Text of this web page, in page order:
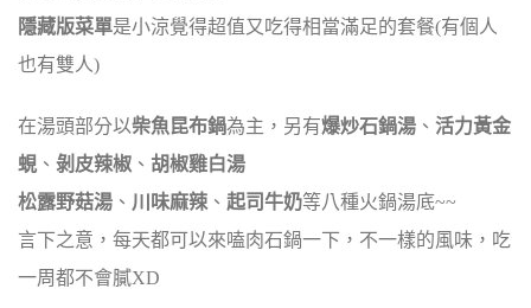
隱藏版菜單是小涼覺得超值又吃得相當滿足的套餐(有個人
也有雙人)
在湯頭部分以柴魚昆布鍋為主，另有爆炒石鍋湯 、 活力黃金
蜆 、 剝皮辣椒 、 胡椒雞白湯
松露野菇湯 、 川味麻辣 、 起司牛奶等八種火鍋湯底~~
言下之意，每天都可以來嗑肉石鍋一下，不一樣的風味，吃
一周都不會膩XD